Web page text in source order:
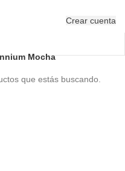
Crear cuenta
Mocha
que estás buscando.